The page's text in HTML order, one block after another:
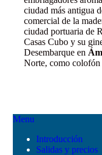
ciudad más antigua
comercial de la
ciudad portuaria de
Casas Cubo y su
Desembarque en
Norte, como
Menu
Introducción
Salidas y precios